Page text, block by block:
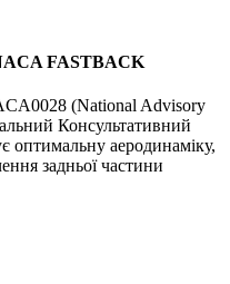
FASTBACK
(National Advisory
Консультативний
оптимальну аеродинаміку,
задньої частини